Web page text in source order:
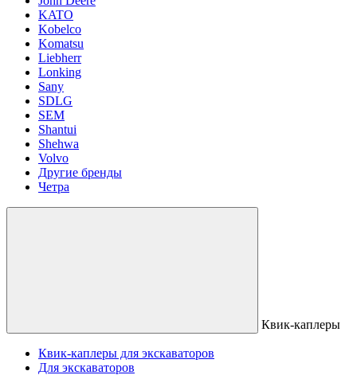
KATO
Kobelco
Komatsu
Liebherr
Lonking
Sany
SDLG
SEM
Shantui
Shehwa
Volvo
Другие бренды
Четра
Квик-каплеры
Квик-каплеры для экскаваторов
Для экскаваторов